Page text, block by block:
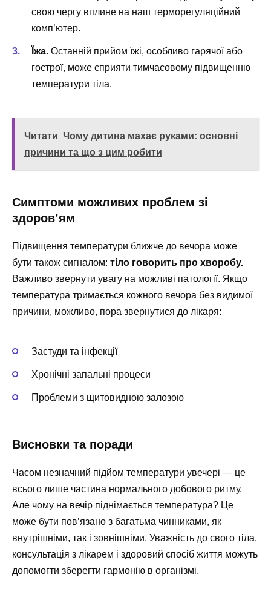
свою чергу вплине на наш терморегуляційний
комп’ютер.
Їжа. Останній прийом їжі, особливо гарячої або
гострої, може сприяти тимчасовому підвищенню
температури тіла.
Читати Чому дитина махає руками: основні
причини та що з цим робити
Симптоми можливих проблем зі
здоров’ям
Підвищення температури ближче до вечора може
бути також сигналом: тіло говорить про хворобу.
Важливо звернути увагу на можливі патології. Якщо
температура тримається кожного вечора без видимої
причини, можливо, пора звернутися до лікаря:
Застуди та інфекції
Хронічні запальні процеси
Проблеми з щитовидною залозою
Висновки та поради
Часом незначний підйом температури увечері — це
всього лише частина нормального добового ритму.
Але чому на вечір піднімається температура? Це
може бути пов’язано з багатьма чинниками, як
внутрішніми, так і зовнішніми. Уважність до свого тіла,
консультація з лікарем і здоровий спосіб життя можуть
допомогти зберегти гармонію в організмі.